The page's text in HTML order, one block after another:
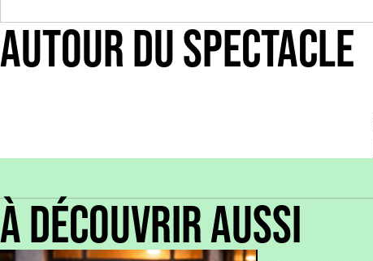
AUTOUR DU SPECTACLE
À DÉCOUVRIR AUSSI